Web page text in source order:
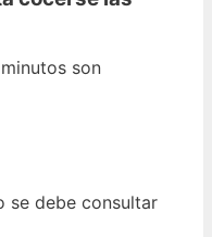
son
se debe consultar